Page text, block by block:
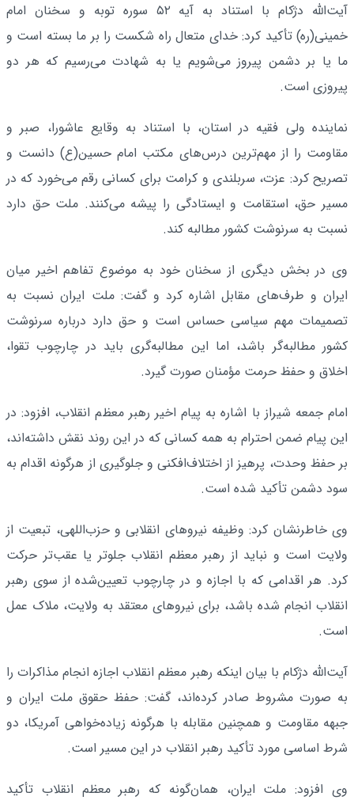
آیت‌الله دژکام با استناد به آیه ۵۲ سوره توبه و سخنان امام
خمینی(ره) تأکید کرد: خدای متعال راه شکست را بر ما بسته است و
ما یا بر دشمن پیروز می‌شویم یا به شهادت می‌رسیم که هر دو
پیروزی است.
نماینده ولی فقیه در استان، با استناد به وقایع عاشورا، صبر و
مقاومت را از مهم‌ترین درس‌های مکتب امام حسین(ع) دانست و
تصریح کرد: عزت، سربلندی و کرامت برای کسانی رقم می‌خورد که در
مسیر حق، استقامت و ایستادگی را پیشه می‌کنند. ملت حق دارد
نسبت‌ به سرنوشت کشور مطالبه کند.
وی در بخش دیگری از سخنان خود به موضوع تفاهم اخیر میان
ایران و طرف‌های مقابل اشاره کرد و گفت: ملت ایران نسبت به
تصمیمات مهم سیاسی حساس است و حق دارد درباره سرنوشت
کشور مطالبه‌گر باشد، اما این مطالبه‌گری باید در چارچوب تقوا،
اخلاق و حفظ حرمت مؤمنان صورت گیرد.
امام جمعه شیراز با اشاره به پیام اخیر رهبر معظم انقلاب، افزود: در
این پیام ضمن احترام به همه کسانی که در این روند نقش داشته‌اند،
بر حفظ وحدت، پرهیز از اختلاف‌افکنی و جلوگیری از هرگونه اقدام به
سود دشمن تأکید شده است.
وی خاطرنشان کرد: وظیفه نیروهای انقلابی و حزب‌اللهی، تبعیت از
ولایت است و نباید از رهبر معظم انقلاب جلوتر یا عقب‌تر حرکت
کرد. هر اقدامی که با اجازه و در چارچوب تعیین‌شده از سوی رهبر
انقلاب انجام شده باشد، برای نیروهای معتقد به ولایت، ملاک عمل
است.
آیت‌الله دژکام با بیان اینکه رهبر معظم انقلاب اجازه انجام مذاکرات را
به صورت مشروط صادر کرده‌اند، گفت: حفظ حقوق ملت ایران و
جبهه مقاومت و همچنین مقابله با هرگونه زیاده‌خواهی آمریکا، دو
شرط اساسی مورد تأکید رهبر انقلاب در این مسیر است.
وی افزود: ملت ایران، همان‌گونه که رهبر معظم انقلاب تأکید